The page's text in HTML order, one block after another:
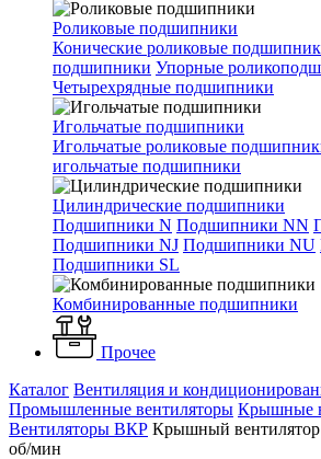
Роликовые подшипники
Конические роликовые
подшипники Упорные
Четырехрядные подшипники
Игольчатые подшипники
Игольчатые роликовые
игольчатые подшипники
Цилиндрические подшипники
Подшипники N Подшипники NN
Подшипники NJ Подшипники NU
Подшипники SL
Комбинированные подшипники
Прочее
Каталог Вентиляция и
Промышленные вентиляторы Крышные
Вентиляторы ВКР Крышный
об/мин